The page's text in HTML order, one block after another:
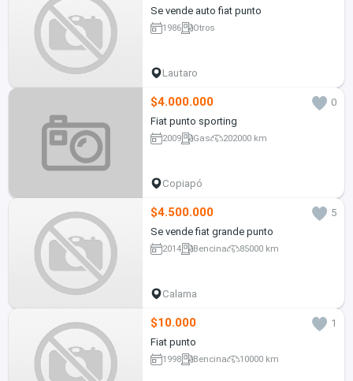
Se vende auto fiat punto
1986 Otros
Lautaro
$4.000.000
0
Fiat punto sporting
2009 Gas 202000 km
Copiapó
$4.500.000
5
Se vende fiat grande punto
2014 Bencina 85000 km
Calama
$10.000
1
Fiat punto
1998 Bencina 10000 km